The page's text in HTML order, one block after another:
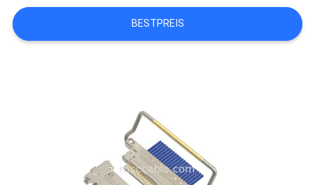
BITTE
UM
BESTPREIS